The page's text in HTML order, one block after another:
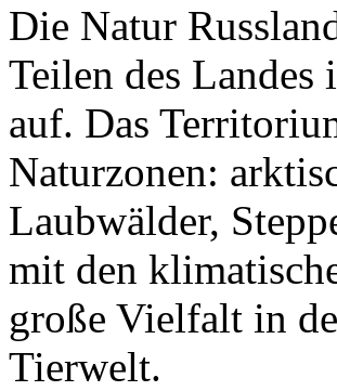
Die Natur
Teilen des Landes
auf. Das
Naturzonen:
Laubwälder,
mit den
große Vielfalt in
Tierwelt.